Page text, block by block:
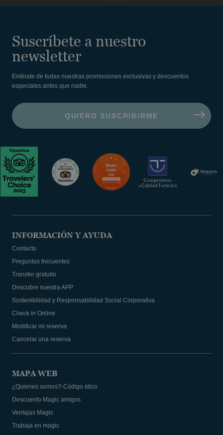
Suscríbete a nuestro
newsletter
Entérate de todas nuestras promociones exclusivas y descuentos
especiales antes que nadie.
INFORMACIÓN Y AYUDA
Contacto
Preguntas frecuentes
Transfer gratuito
Descubre nuestra APP
Sostenibilidad y Responsabilidad Social Corporativa
Check in Online
Modificar mi reserva
Cancelar una reserva
MAPA WEB
¿Quienes somos?-Código ético
Descuento Magic amigos
Ventajas Magic
Trabaja en magic